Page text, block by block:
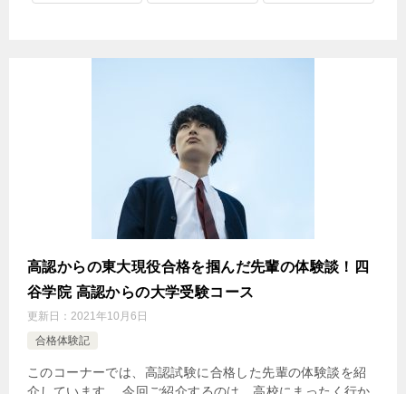
高認からの東大現役合格を掴んだ先輩の体験談！四
谷学院 高認からの大学受験コース
更新日： 2021年10月6日
合格体験記
このコーナーでは、高認試験に合格した先輩の体験談を紹